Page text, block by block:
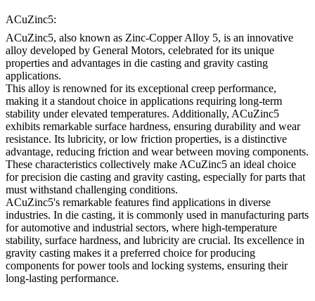
ACuZinc5:
ACuZinc5, also known as Zinc-Copper Alloy 5, is an innovative
alloy developed by General Motors, celebrated for its unique
properties and advantages in die casting and gravity casting
applications.
This alloy is renowned for its exceptional creep performance,
making it a standout choice in applications requiring long-term
stability under elevated temperatures. Additionally, ACuZinc5
exhibits remarkable surface hardness, ensuring durability and wear
resistance. Its lubricity, or low friction properties, is a distinctive
advantage, reducing friction and wear between moving components.
These characteristics collectively make ACuZinc5 an ideal choice
for precision die casting and gravity casting, especially for parts that
must withstand challenging conditions.
ACuZinc5's remarkable features find applications in diverse
industries. In die casting, it is commonly used in manufacturing parts
for automotive and industrial sectors, where high-temperature
stability, surface hardness, and lubricity are crucial. Its excellence in
gravity casting makes it a preferred choice for producing
components for power tools and locking systems, ensuring their
long-lasting performance.